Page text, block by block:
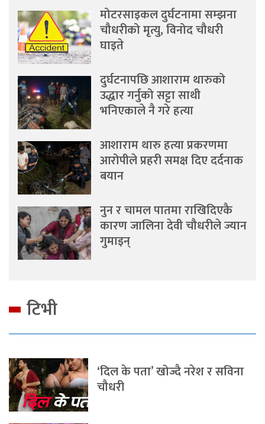
मोटरसाइकल दुर्घटनामा सम्झना
चौधरीको मृत्यु, विनोद चौधरी
घाइते
दुर्घटनापछि आशाराम थारुको
उद्धार गर्नुको सट्टा साथी
भनिएकाले नै गरे हत्या
आशाराम थारु हत्या प्रकरणमा
आरोपीले प्रहरी समक्ष दिए दर्दनाक
बयान
नुन र चामल पातमा राखिदिएकै
कारण जालिना देवी चौधरीले ज्यान
गुमाइन्
टिभी
‘दिल के पता’ खोज्दै नरेश र सविना
चौधरी